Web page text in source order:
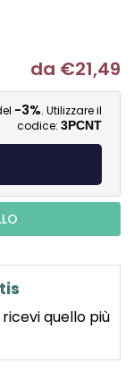
da €21,49
-3%. Utilizzare il
codice: 3PCNT
quello più